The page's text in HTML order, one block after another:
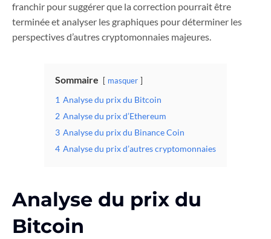
franchir pour suggérer que la correction pourrait être
terminée et analyser les graphiques pour déterminer les
perspectives d’autres cryptomonnaies majeures.
Sommaire masquer
1 Analyse du prix du Bitcoin
2 Analyse du prix d’Ethereum
3 Analyse du prix du Binance Coin
4 Analyse du prix d’autres cryptomonnaies
Analyse du prix du
Bitcoin